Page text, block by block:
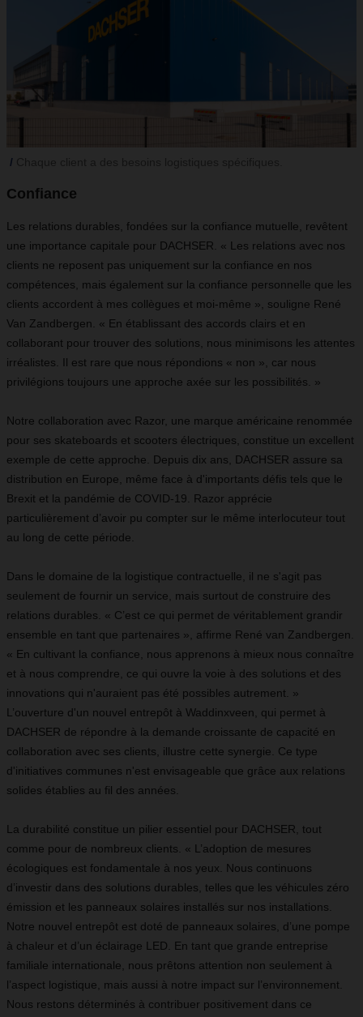
Confiance
Les relations durables, fondées sur la confiance mutuelle, revêtent
une importance capitale pour DACHSER. « Les relations avec nos
clients ne reposent pas uniquement sur la confiance en nos
compétences, mais également sur la confiance personnelle que les
clients accordent à mes collègues et moi-même », souligne René
Van Zandbergen. « En établissant des accords clairs et en
collaborant pour trouver des solutions, nous minimisons les attentes
irréalistes. Il est rare que nous répondions « non », car nous
privilégions toujours une approche axée sur les possibilités. »
Notre collaboration avec Razor, une marque américaine renommée
pour ses skateboards et scooters électriques, constitue un excellent
exemple de cette approche. Depuis dix ans, DACHSER assure sa
distribution en Europe, même face à d'importants défis tels que le
Brexit et la pandémie de COVID-19. Razor apprécie
particulièrement d’avoir pu compter sur le même interlocuteur tout
au long de cette période.
Dans le domaine de la logistique contractuelle, il ne s'agit pas
seulement de fournir un service, mais surtout de construire des
relations durables. « C’est ce qui permet de véritablement grandir
ensemble en tant que partenaires », affirme René van Zandbergen.
« En cultivant la confiance, nous apprenons à mieux nous connaître
et à nous comprendre, ce qui ouvre la voie à des solutions et des
innovations qui n'auraient pas été possibles autrement. »
L’ouverture d'un nouvel entrepôt à Waddinxveen, qui permet à
DACHSER de répondre à la demande croissante de capacité en
collaboration avec ses clients, illustre cette synergie. Ce type
d'initiatives communes n'est envisageable que grâce aux relations
solides établies au fil des années.
La durabilité constitue un pilier essentiel pour DACHSER, tout
comme pour de nombreux clients. « L’adoption de mesures
écologiques est fondamentale à nos yeux. Nous continuons
d’investir dans des solutions durables, telles que les véhicules zéro
émission et les panneaux solaires installés sur nos installations.
Notre nouvel entrepôt est doté de panneaux solaires, d’une pompe
à chaleur et d’un éclairage LED. En tant que grande entreprise
familiale internationale, nous prêtons attention non seulement à
l’aspect logistique, mais aussi à notre impact sur l’environnement.
Nous restons déterminés à contribuer positivement dans ce